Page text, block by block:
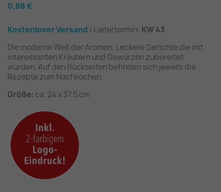
0,88 €
Kostenloser Versand / Liefertermin: KW 43
Die moderne Welt der Aromen. Leckere Gerichte die mit
interessanten Kräutern und Gewürzen zubereitet
wurden. Auf den Rückseiten befinden sich jeweils die
Rezepte zum Nachkochen.
Größe: ca. 24 x 37,5 cm